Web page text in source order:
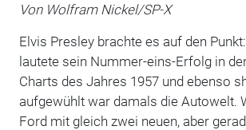
Von Wolfram Nickel/SP-X
Elvis Presley brachte es auf den
lautete sein Nummer-eins-Erfolg in
Charts des Jahres 1957 und ebenso
aufgewühlt war damals die Autowelt.
Ford mit gleich zwei neuen, aber